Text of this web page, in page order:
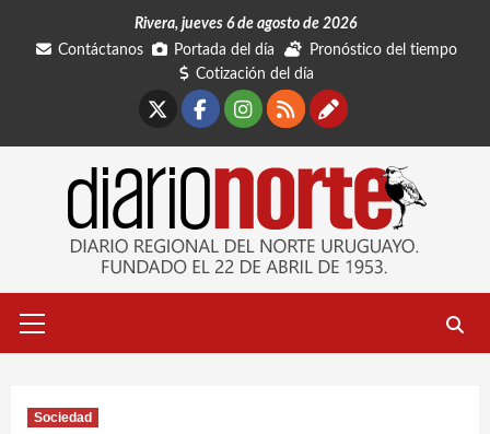
Rivera, jueves 6 de agosto de 2026
Contáctanos
Portada del día
Pronóstico del tiempo
Cotización del día
Facebook
Instagram
RSSContáctanos
primario
Sociedad